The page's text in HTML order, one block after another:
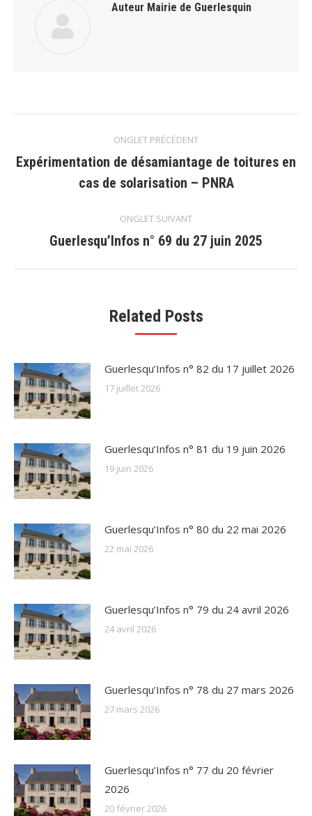
Auteur Mairie de Guerlesquin
Navigation
de
commentaire
ONGLET PRÉCÉDENT
Onglet
précédent
Expérimentation de désamiantage de toitures en
cas de solarisation – PNRA
ONGLET SUIVANT
Onglet
Guerlesqu’Infos n° 69 du 27 juin 2025
Related Posts
Guerlesqu’Infos n° 82 du 17 juillet 2026
17 juillet 2026
Guerlesqu’Infos n° 81 du 19 juin 2026
19 juin 2026
Guerlesqu’Infos n° 80 du 22 mai 2026
22 mai 2026
Guerlesqu’Infos n° 79 du 24 avril 2026
24 avril 2026
Guerlesqu’Infos n° 78 du 27 mars 2026
27 mars 2026
Guerlesqu’Infos n° 77 du 20 février
2026
20 février 2026